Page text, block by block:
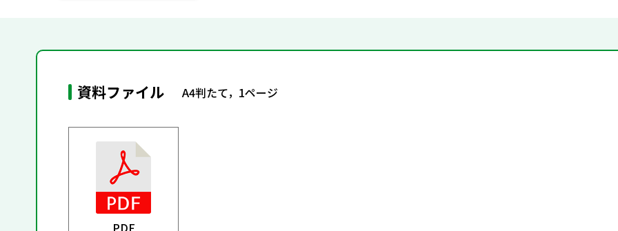
資料ファイル A4判たて，1ページ
PDF